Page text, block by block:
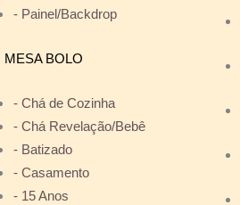
- Painel/Backdrop
MESA BOLO
- Chá de Cozinha
- Chá Revelação/Bebê
- Batizado
- Casamento
- 15 Anos